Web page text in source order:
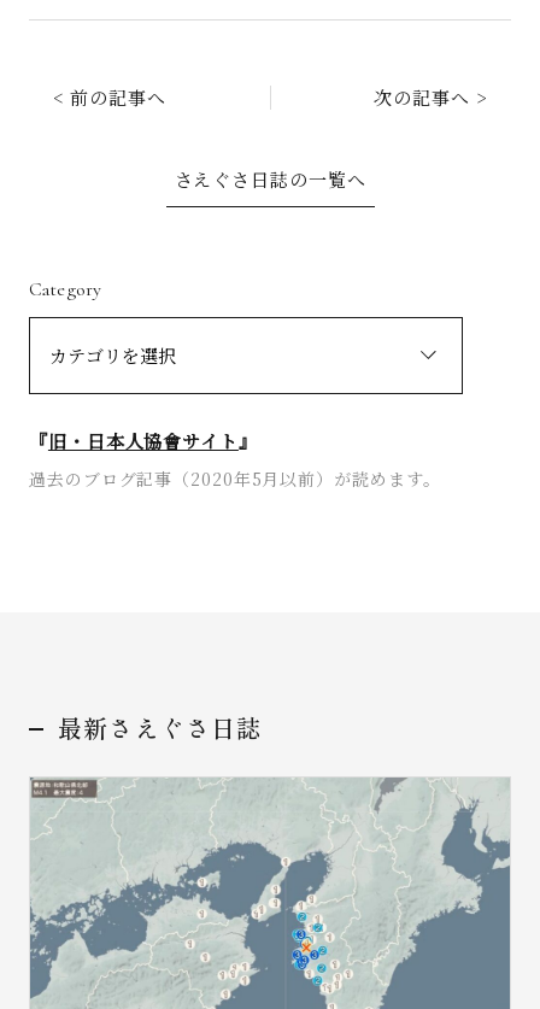
< 前の記事へ 次の記事へ >
さえぐさ日誌の一覧へ
Category
『旧・日本人協會サイト』
過去のブログ記事（2020年5月以前）が読めます。
最新さえぐさ日誌